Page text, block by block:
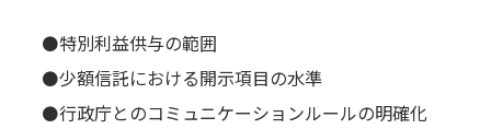
⚫️特別利益供与の範囲
⚫️少額信託における開示項目の水準
⚫️行政庁とのコミュニケーションルールの明確化